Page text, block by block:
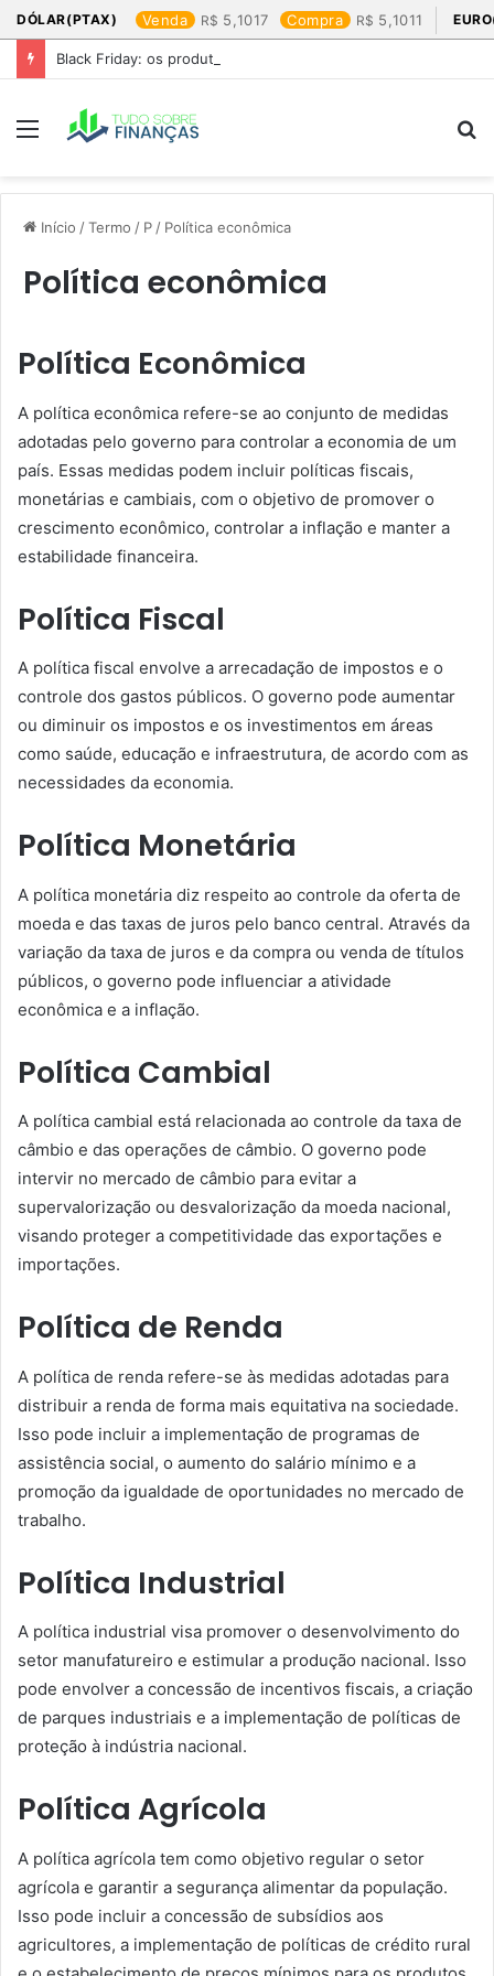
DÓLAR(PTAX) Venda 5,1017 Compra 5,1011
Black Friday: os produtos que mais valem a pena
Menu
Início /Termo / P / Política econômica
Política econômica
Política Econômica
A política econômica refere-se ao conjunto de medidas
adotadas pelo governo para controlar a economia de um
país. Essas medidas podem incluir políticas fiscais,
monetárias e cambiais, com o objetivo de promover o
crescimento econômico, controlar a inflação e manter a
estabilidade financeira.
Política Fiscal
A política fiscal envolve a arrecadação de impostos e o
controle dos gastos públicos. O governo pode aumentar
ou diminuir os impostos e os investimentos em áreas
como saúde, educação e infraestrutura, de acordo com as
necessidades da economia.
Política Monetária
A política monetária diz respeito ao controle da oferta de
moeda e das taxas de juros pelo banco central. Através da
variação da taxa de juros e da compra ou venda de títulos
públicos, o governo pode influenciar a atividade
econômica e a inflação.
Política Cambial
A política cambial está relacionada ao controle da taxa de
câmbio e das operações de câmbio. O governo pode
intervir no mercado de câmbio para evitar a
supervalorização ou desvalorização da moeda nacional,
visando proteger a competitividade das exportações e
importações.
Política de Renda
A política de renda refere-se às medidas adotadas para
distribuir a renda de forma mais equitativa na sociedade.
Isso pode incluir a implementação de programas de
assistência social, o aumento do salário mínimo e a
promoção da igualdade de oportunidades no mercado de
trabalho.
Política Industrial
A política industrial visa promover o desenvolvimento do
setor manufatureiro e estimular a produção nacional. Isso
pode envolver a concessão de incentivos fiscais, a criação
de parques industriais e a implementação de políticas de
proteção à indústria nacional.
Política Agrícola
A política agrícola tem como objetivo regular o setor
agrícola e garantir a segurança alimentar da população.
Isso pode incluir a concessão de subsídios aos
agricultores, a implementação de políticas de crédito rural